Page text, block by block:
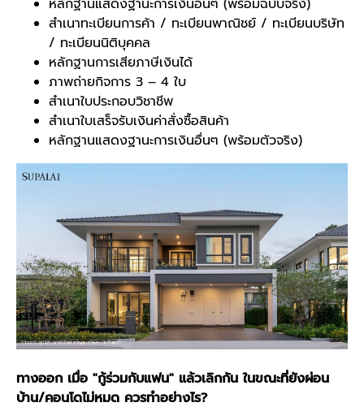
สำเนาทะเบียนการค้า / ทะเบียนพาณิชย์ / ทะเบียนบริษัท
/ ทะเบียนนิติบุคคล
หลักฐานการเสียภาษีเงินได้
ภาพถ่ายกิจการ 3 – 4 ใบ
สำเนาใบประกอบวิชาชีพ
สำเนาใบเสร็จรับเงินค่าสั่งซื้อสินค้า
หลักฐานแสดงฐานะการเงินอื่นๆ (พร้อมตัวจริง)
ทางออก เมื่อ "กู้ร่วมกับแฟน" แล้วเลิกกันในขณะที่ยังผ่อน
บ้าน/คอนโดไม่หมด ควรทำอย่างไร?